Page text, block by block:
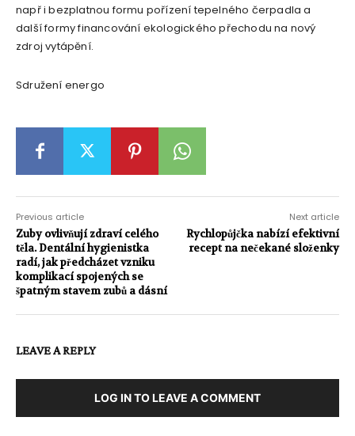
např i bezplatnou formu pořízení tepelného čerpadla a
další formy financování ekologického přechodu na nový
zdroj vytápění.
Sdružení energo
Previous article
Zuby ovlivňují zdraví celého
těla. Dentální hygienistka
radí, jak předcházet vzniku
komplikací spojených se
špatným stavem zubů a dásní
Next article
Rychlopůjčka nabízí efektivní
recept na nečekané složenky
LEAVE A REPLY
LOG IN TO LEAVE A COMMENT